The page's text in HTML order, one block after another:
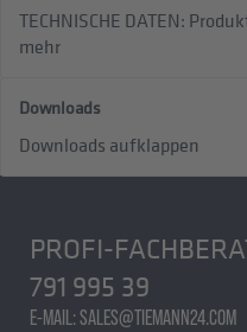
TECHNISCHE DATEN:
mehr
Downloads
Downloads aufklappen
PROFI-
791 995 39
E-MAIL: SALES@TIEMANN24.COM